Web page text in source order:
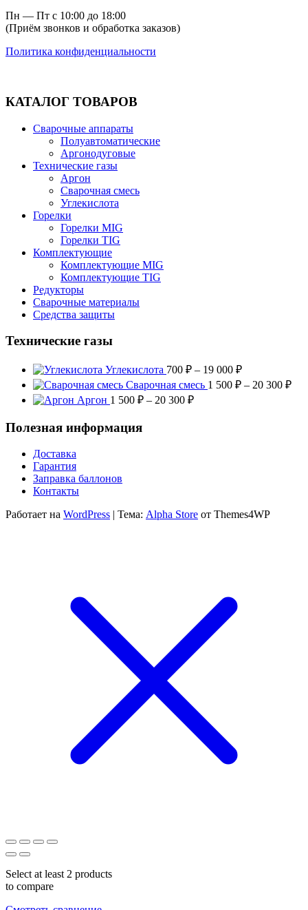
Пн — Пт с 10:00 до 18:00
(Приём звонков и обработка заказов)
Политика конфиденциальности
КАТАЛОГ ТОВАРОВ
Сварочные аппараты
Полуавтоматические
Аргонодуговые
Технические газы
Аргон
Сварочная смесь
Углекислота
Горелки
Горелки MIG
Горелки TIG
Комплектующие
Комплектующие MIG
Комплектующие TIG
Редукторы
Сварочные материалы
Средства защиты
Технические газы
Углекислота 700 ₽ – 19 000 ₽Диапазон
цен:
Сварочная смесь 1 500 ₽ – 20 300 ₽
Аргон 1 500 ₽ – 20 300 ₽Диапазон
Полезная информация
Доставка
Гарантия
Заправка баллонов
Контакты
Работает на WordPress Тема: Alpha Store от Themes4WP
Select at least 2 products
to compare